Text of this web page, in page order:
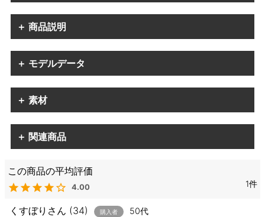
＋ 商品説明
＋ モデルデータ
＋ 素材
＋ 関連商品
4.00 1
くすぼり 34 購入者
50代